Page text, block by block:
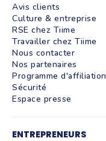
Avis clients
Culture & entreprise
RSE chez Tiime
Travailler chez Tiime
Nous contacter
Nos partenaires
Programme d'affiliation
Sécurité
Espace presse
ENTREPRENEURS